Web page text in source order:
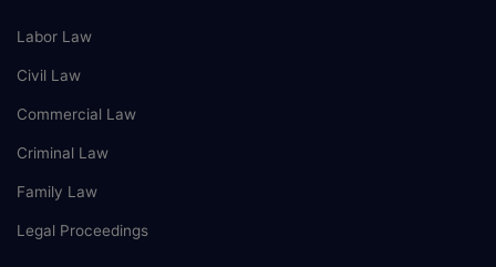
Labor Law
Civil Law
Commercial Law
Criminal Law
Family Law
Legal Proceedings